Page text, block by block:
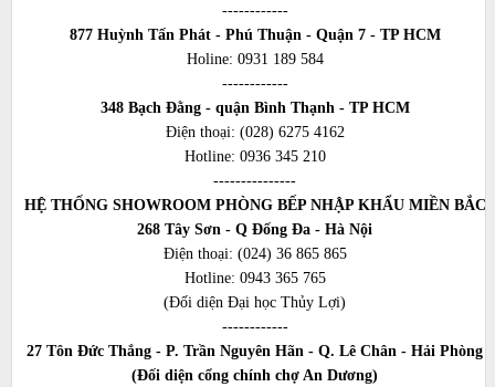
------------
877 Huỳnh Tấn Phát - Phú Thuận - Quận 7 - TP HCM
Holine: 0931 189 584
------------
348 Bạch Đằng - quận Bình Thạnh - TP HCM
Điện thoại: (028) 6275 4162
Hotline: 0936 345 210
---------------
HỆ THỐNG SHOWROOM PHÒNG BẾP NHẬP KHẨU MIỀN BẮC
268 Tây Sơn - Q Đống Đa - Hà Nội
Điện thoại: (024) 36 865 865
Hotline: 0943 365 765
(Đối diện Đại học Thủy Lợi)
------------
27 Tôn Đức Thắng - P. Trần Nguyên Hãn - Q. Lê Chân - Hải Phòng
(Đối diện cổng chính chợ An Dương)